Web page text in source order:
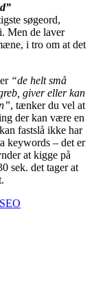
søgeord,
Men de laver
i tro om at det
“de helt små
giver eller kan
, tænker du vel at
der kan være en
fastslå ikke har
keywords – det er
at kigge på
sek. det tager at